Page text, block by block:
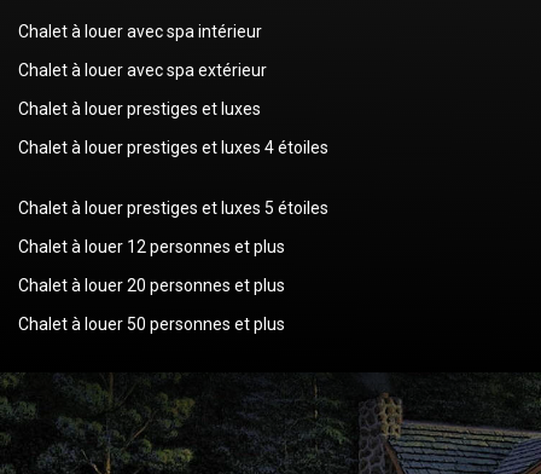
Chalet à louer avec spa intérieur
Chalet à louer avec spa extérieur
Chalet à louer prestiges et luxes
Chalet à louer prestiges et luxes 4 étoiles
Chalet à louer prestiges et luxes 5 étoiles
Chalet à louer 12 personnes et plus
Chalet à louer 20 personnes et plus
Chalet à louer 50 personnes et plus